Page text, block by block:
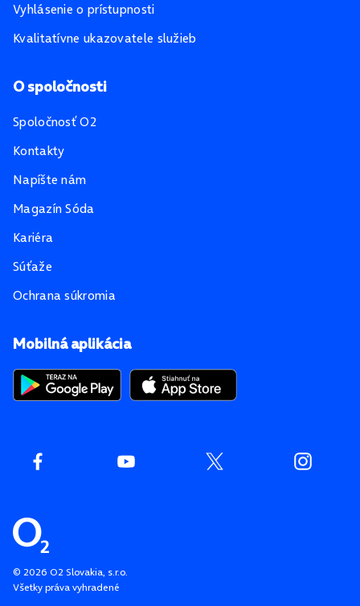
© 2026 O2 Slovakia, s.r.o.
Všetky práva vyhradené
Mobilná aplikácia
Vyhlásenie o prístupnosti
Kvalitatívne ukazovatele služieb
O spoločnosti
Spoločnosť O2
Kontakty
Napíšte nám
Magazín Sóda
Kariéra
Súťaže
Ochrana súkromia